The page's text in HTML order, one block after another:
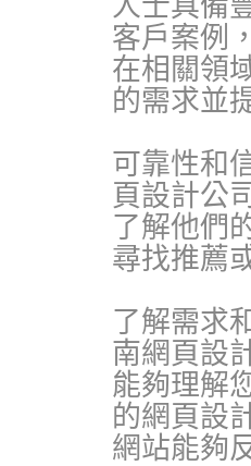
客戶案例
在相關領
的需求並
可靠性和
頁設計公
了解他們
尋找推薦
了解需求
南網頁設
能夠理解
的網頁設
網站能夠